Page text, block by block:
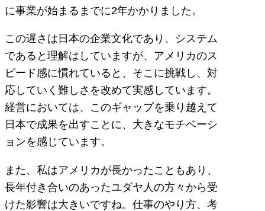
に事業が始まるまでに2年かかりました。
この遅さは日本の企業文化であり、システム
であると理解はしていますが、アメリカのス
ピード感に慣れていると、そこに挑戦し、対
応していく難しさを改めて実感しています。
経営においては、このギャップを乗り越えて
日本で成果を出すことに、大きなモチベーシ
ョンを感じています。
また、私はアメリカが長かったこともあり、
長年付き合いのあったユダヤ人の方々から受
けた影響は大きいですね。仕事のやり方、考